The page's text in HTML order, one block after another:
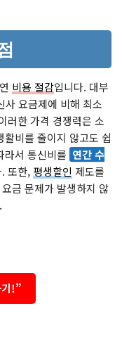
비용 절감입니다. 대부
사 요금제에 비해 최소
러한 가격 경쟁력은 소
비를 줄이지 않고도 쉽
라서 통신비를 연간 수
또한, 평생할인 제도를
금 문제가 발생하지 않
!”